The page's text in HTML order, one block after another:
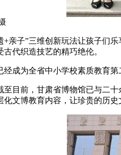
子”三维创新玩法让孩子们乐
代织造技艺的精巧绝伦。
为全省中小学校素质教育第
前，甘肃省博物馆已与二十
文博教育内容，让珍贵的历史